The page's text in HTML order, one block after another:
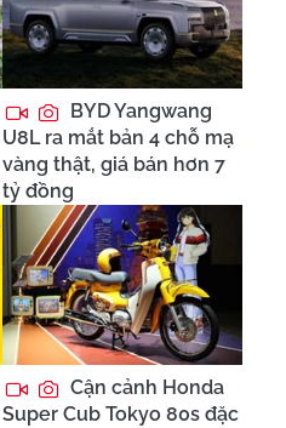
BYD Yangwang
U8L ra mắt bản 4 chỗ mạ
vàng thật, giá bán hơn 7
tỷ đồng
Cận cảnh Honda
Super Cub Tokyo 80s đặc